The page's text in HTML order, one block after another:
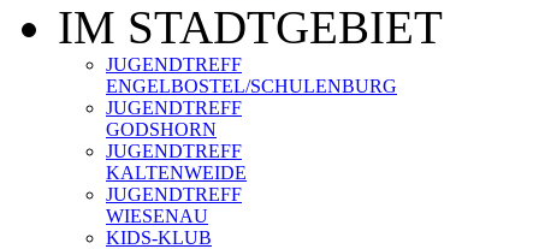
IM STADTGEBIET
JUGENDTREFF
ENGELBOSTEL/SCHULENBURG
JUGENDTREFF
GODSHORN
JUGENDTREFF
KALTENWEIDE
JUGENDTREFF
WIESENAU
KIDS-KLUB